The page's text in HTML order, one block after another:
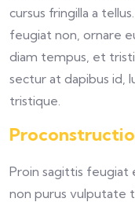
cursus fringilla a
feugiat non, ornare
diam tempus, et
sectur at dapibus id,
tristique.
Proin sagittis
non purus vulputate